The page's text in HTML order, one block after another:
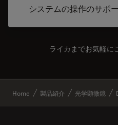
システムの操作のサポ
ライカまでお気軽に
Home 製品紹介 光学顕微鏡